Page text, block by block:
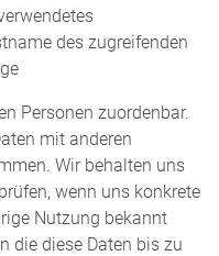
des zugreifenden
Personen zuordenbar.
mit anderen
Wir behalten uns
wenn uns konkrete
Nutzung bekannt
die diese Daten bis zu